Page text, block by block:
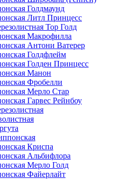
Голдмаунд
Литл Принцесс
Тор Голд
Макрофилла
Антони Ватерер
Голдфлейм
Голден Принцесс
Манон
Фробелли
Мерло Стар
Гарвес Рейнбоу
Криспа
Альбифлора
Мерло Голд
Файерлайт